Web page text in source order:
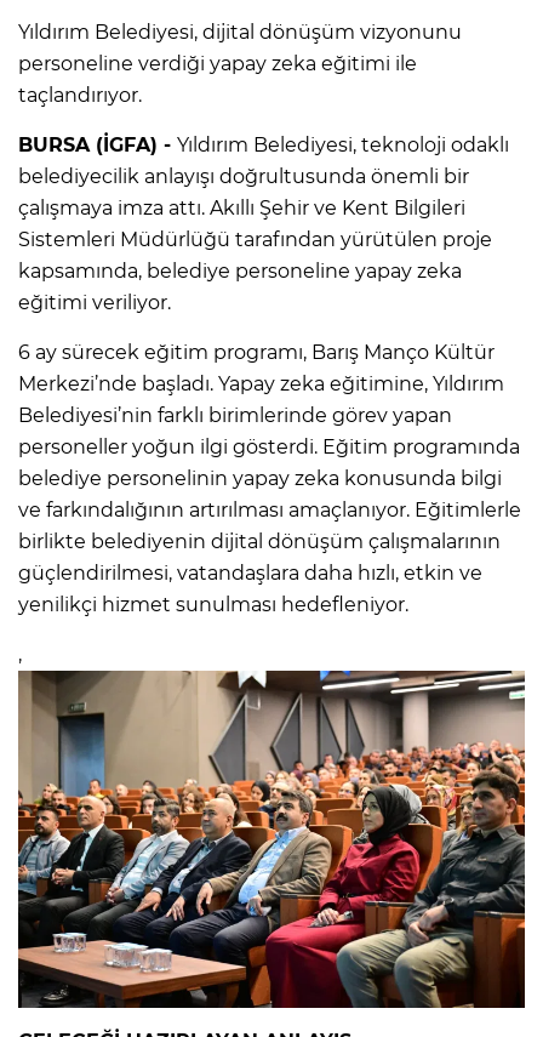
Yıldırım Belediyesi, dijital dönüşüm vizyonunu
personeline verdiği yapay zeka eğitimi ile
taçlandırıyor.
BURSA (İGFA) - Yıldırım Belediyesi, teknoloji odaklı
belediyecilik anlayışı doğrultusunda önemli bir
çalışmaya imza attı. Akıllı Şehir ve Kent Bilgileri
Sistemleri Müdürlüğü tarafından yürütülen proje
kapsamında, belediye personeline yapay zeka
eğitimi veriliyor.
6 ay sürecek eğitim programı, Barış Manço Kültür
Merkezi’nde başladı. Yapay zeka eğitimine, Yıldırım
Belediyesi’nin farklı birimlerinde görev yapan
personeller yoğun ilgi gösterdi. Eğitim programında
belediye personelinin yapay zeka konusunda bilgi
ve farkındalığının artırılması amaçlanıyor. Eğitimlerle
birlikte belediyenin dijital dönüşüm çalışmalarının
güçlendirilmesi, vatandaşlara daha hızlı, etkin ve
yenilikçi hizmet sunulması hedefleniyor.
,